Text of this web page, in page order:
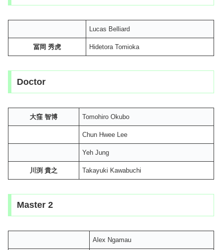
Lucas Belliard
冨岡 秀虎 Hidetora Tomioka
Doctor
大窪 智博 Tomohiro Okubo
Chun Hwee Lee
Yeh Jung
川渕 貴之 Takayuki Kawabuchi
Master 2
Alex Ngamau